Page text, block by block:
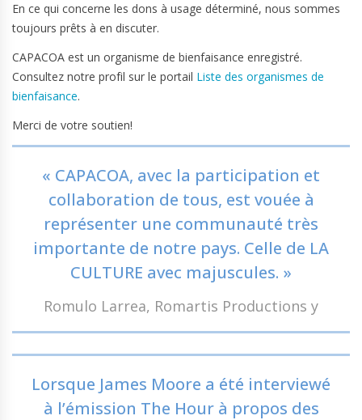
En ce qui concerne les dons à usage déterminé, nous sommes
toujours prêts à en discuter.
CAPACOA est un organisme de bienfaisance enregistré.
Consultez notre profil sur le portail Liste des organismes de
bienfaisance.
Merci de votre soutien!
« CAPACOA, avec la participation et
collaboration de tous, est vouée à
représenter une communauté très
importante de notre pays. Celle de LA
CULTURE avec majuscules. »
Romulo Larrea, Romartis Productions y
Lorsque James Moore a été interviewé
à l’émission The Hour à propos des